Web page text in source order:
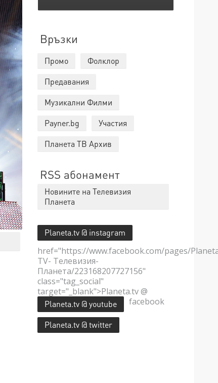
Връзки
Промо
Фолклор
Предавания
Музикални Филми
Payner.bg
Участия
Планета ТВ Архив
RSS абонамент
Новините на Телевизия
Планета
Planeta.tv @ instagram
href="https://www.facebook.com/pages/
TV- Телевизия-
Планета/223168207727156"
class="tag_social"
target="_blank">Planeta.tv @
facebook
Planeta.tv @ youtube
Planeta.tv @ twitter